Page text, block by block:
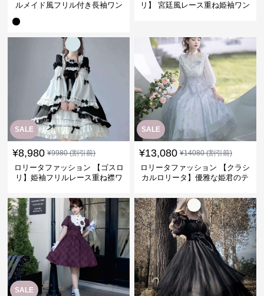
ルメイド風フリル付き長袖ワン
リ】 宮廷風レース重ね姫袖ワン
SALE
¥8,980 ¥9980(割引前)
ロリータファッション 【ゴスロ
リ】姫袖フリルレース重ね襟ワ
SALE
¥13,080 ¥14080(割引前)
ロリータファッション 【クラシ
カルロリータ】優雅な姫君のテ
SALE